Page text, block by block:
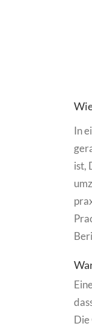
In
ist,